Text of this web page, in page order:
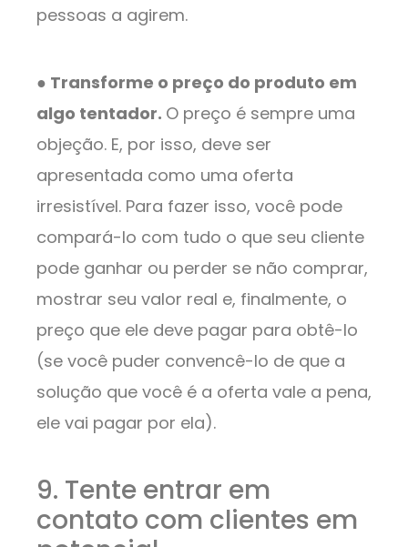
pessoas a agirem.
● Transforme o preço do produto em
algo tentador. O preço é sempre uma
objeção. E, por isso, deve ser
apresentada como uma oferta
irresistível. Para fazer isso, você pode
compará-lo com tudo o que seu cliente
pode ganhar ou perder se não comprar,
mostrar seu valor real e, finalmente, o
preço que ele deve pagar para obtê-lo
(se você puder convencê-lo de que a
solução que você é a oferta vale a pena,
ele vai pagar por ela).
9. Tente entrar em
contato com clientes em